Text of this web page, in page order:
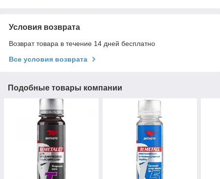
Условия возврата
Возврат товара в течение 14 дней бесплатно
Все условия возврата
Подобные товары компании